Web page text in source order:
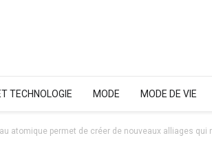
TECHNOLOGIE MODE MODE DE VIE
atomique permet de créer de nouveaux alliages